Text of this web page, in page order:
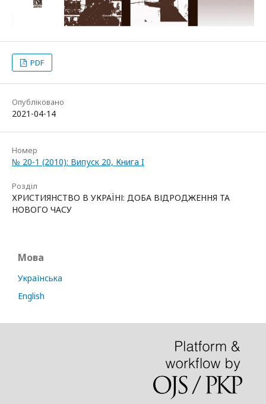
PDF
Опубліковано
2021-04-14
Номер
№ 20-1 (2010): Випуск 20, Книга I
Розділ
ХРИСТИЯНСТВО В УКРАЇНІ: ДОБА ВІДРОДЖЕННЯ ТА
НОВОГО ЧАСУ
Мова
Українська
English